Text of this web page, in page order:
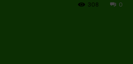
0
308